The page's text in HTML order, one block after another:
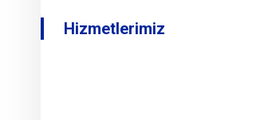
Hizmetlerimiz